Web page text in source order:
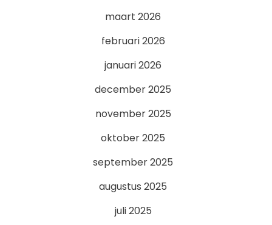
maart 2026
februari 2026
januari 2026
december 2025
november 2025
oktober 2025
september 2025
augustus 2025
juli 2025